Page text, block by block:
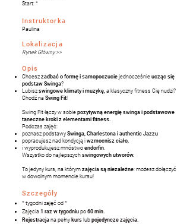
Start: *
Instruktorka
Paulina
Lokalizacja
Rynek Główny >>
Opis
Chceszzadbać o formę i samopoczuciejednocześnie ucząc się
podstaw Swinga?
Lubiszswingowe klimaty i muzykę, a klasyczny fitness Cię nudzi?
Chodź naSwing Fit!
Swing Fit łączy w sobiepozytywną energię swinga i podstawowe
taneczne kroki z elementami fitness.
Podczas zajęć:
poznasz podstawy Swinga, Charlestona i authentic Jazzu
popracujesz nad kondycją i wzmocnisz ciało,
i wyprodukujesz mnóstwo endorfin.
Wszystko do najlepszych swingowych utworów.
To jedyny kurs, na którym zajęcia są niezależne: możesz dołączyć
w dowolnym momencie kursu!
Szczegóły
* tygodni zajęć od *
Zajęcia1 raz w tygodniupo60 min.
Rejestracjana pełnykurslub pojedyncze zajęcia.